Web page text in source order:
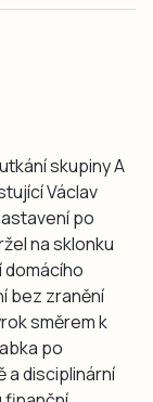
skupiny A
Václav
po
na sklonku
bez zranění
směrem k
po
a disciplinární